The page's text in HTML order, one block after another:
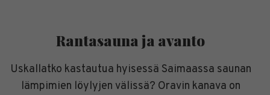
Rantasauna ja avanto
Uskallatko kastautua hyisessä Saimaassa saunan
lämpimien löylyjen välissä? Oravin kanava on